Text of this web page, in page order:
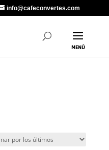
info@cafeconvertes.com